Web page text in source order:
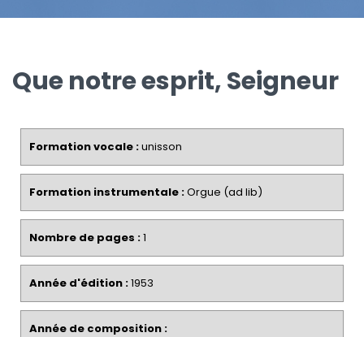
Que notre esprit, Seigneur
Formation vocale :unisson
Formation instrumentale :Orgue (ad lib)
Nombre de pages :1
Année d'édition :1953
Année de composition :